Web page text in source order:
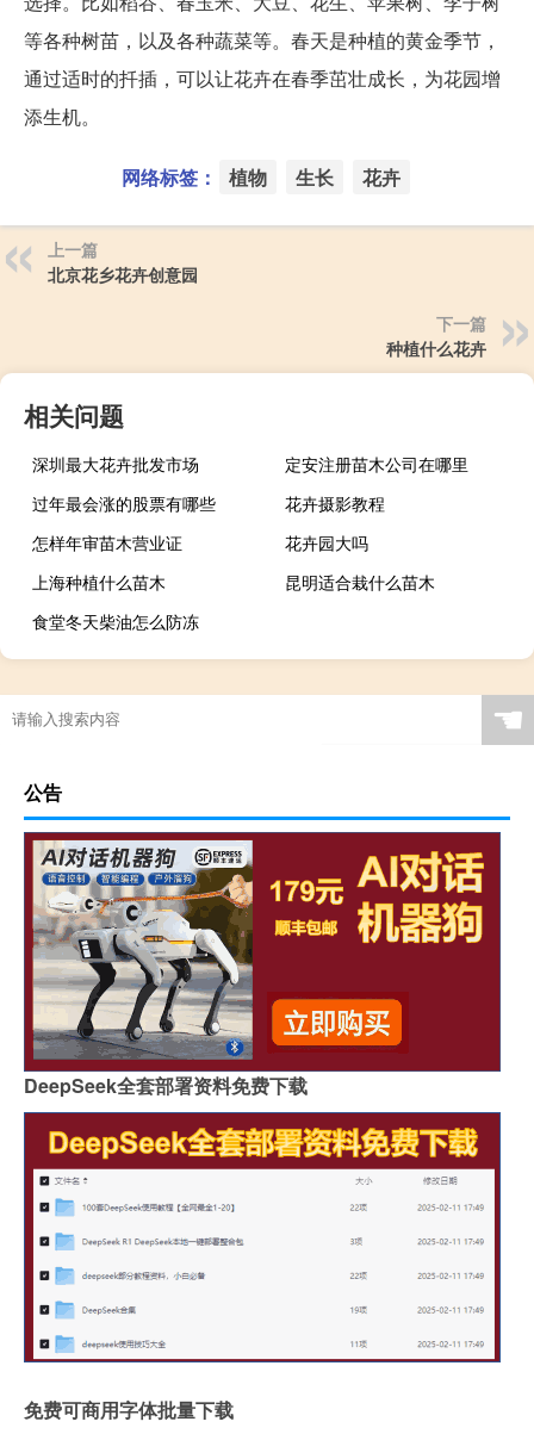
等各种树苗，以及各种蔬菜等。春天是种植的黄金季节，
通过适时的扦插，可以让花卉在春季茁壮成长，为花园增
添生机。
网络标签： 植物 生长 花卉
上一篇
北京花乡花卉创意园
下一篇
种植什么花卉
相关问题
深圳最大花卉批发市场
定安注册苗木公司在哪里
过年最会涨的股票有哪些
花卉摄影教程
怎样年审苗木营业证
花卉园大吗
上海种植什么苗木
昆明适合栽什么苗木
食堂冬天柴油怎么防冻
☚
公告
DeepSeek全套部署资料免费下载
免费可商用字体批量下载